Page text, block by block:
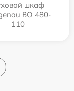
шкаф
BO 480-
110